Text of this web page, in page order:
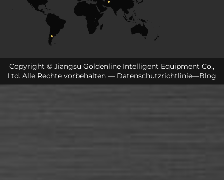
Copyright © Jiangsu Goldenline Intelligent Equipment Co.,
Ltd. Alle Rechte vorbehalten — Datenschutzrichtlinie—Blog